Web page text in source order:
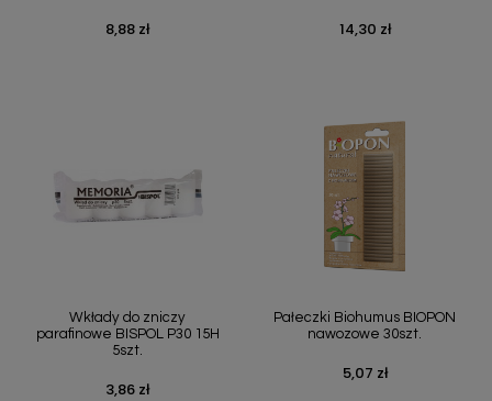
Cena
8,88 zł Cena
14,30 zł
Wkłady do zniczy
parafinowe BISPOL P30 15H
5szt.
Cena
3,86 zł
Pałeczki Biohumus BIOPON
nawozowe 30szt.
Cena
5,07 zł